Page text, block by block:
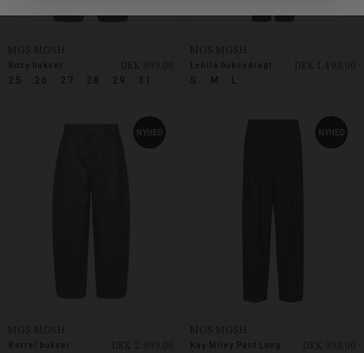
25 26 27 28 29 31
MOS MOSH
Rosy bukser DKK 999,00
S M L
MOS MOSH
Lehila buksedragt DKK 1.499,00
NYHED
MOS MOSH
Barrel bukser DKK 2.999,00
NYHED
MOS MOSH
Kay Miley Pant Long DKK 999,00